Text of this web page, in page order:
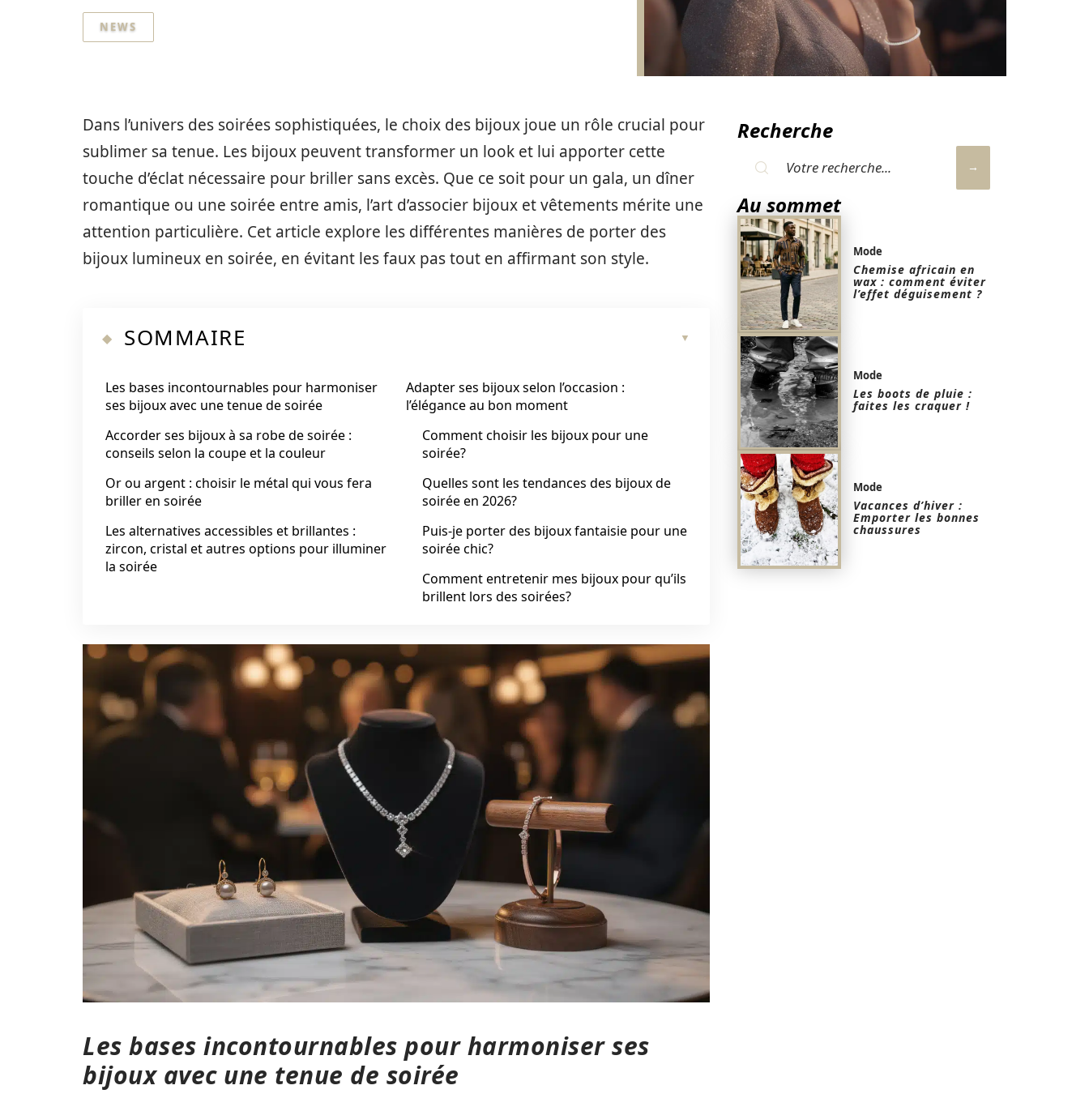
NEWS
Dans l’univers des soirées sophistiquées, le choix des bijoux joue un rôle crucial pour
sublimer sa tenue. Les bijoux peuvent transformer un look et lui apporter cette
touche d’éclat nécessaire pour briller sans excès. Que ce soit pour un gala, un dîner
romantique ou une soirée entre amis, l’art d’associer bijoux et vêtements mérite une
attention particulière. Cet article explore les différentes manières de porter des
bijoux lumineux en soirée, en évitant les faux pas tout en affirmant son style.
SOMMAIRE
Les bases incontournables pour harmoniser
ses bijoux avec une tenue de soirée
Accorder ses bijoux à sa robe de soirée :
conseils selon la coupe et la couleur
Or ou argent : choisir le métal qui vous fera
briller en soirée
Les alternatives accessibles et brillantes :
zircon, cristal et autres options pour illuminer
la soirée
Adapter ses bijoux selon l’occasion :
l’élégance au bon moment
Comment choisir les bijoux pour une
soirée?
Quelles sont les tendances des bijoux de
soirée en 2026?
Puis-je porter des bijoux fantaisie pour une
soirée chic?
Comment entretenir mes bijoux pour qu’ils
brillent lors des soirées?
Les bases incontournables pour harmoniser ses
bijoux avec une tenue de soirée
Recherche
Au sommet
Mode
Chemise africain en
wax : comment éviter
l’effet déguisement ?
Mode
Les boots de pluie :
faites les craquer !
Mode
Vacances d’hiver :
Emporter les bonnes
chaussures